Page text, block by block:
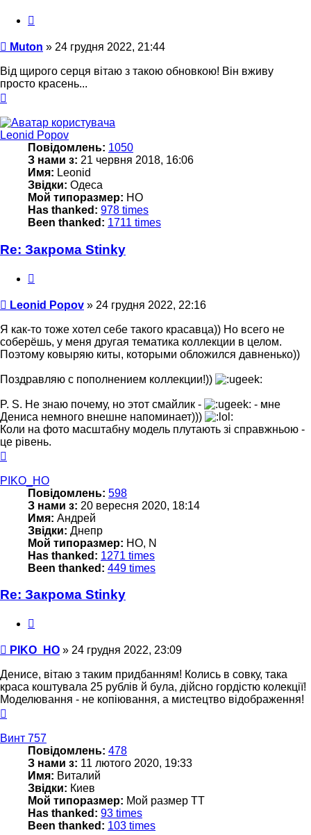
Повідомлення
Muton » 24 грудня 2022, 21:44
Від щирого серця вітаю з такою обновкою! Він вживу
просто красень...
Leonid Popov
Повідомлень: 1050
З нами з: 21 червня 2018, 16:06
Имя: Leonid
Звідки: Одеса
Мой типоразмер: HO
Has thanked: 978 times
Been thanked: 1711 times
Re: Закрома Stinky
Повідомлення
Leonid Popov » 24 грудня 2022, 22:16
Я как-то тоже хотел себе такого красавца)) Но всего не
соберёшь, у меня другая тематика коллекции в целом.
Поэтому ковыряю киты, которыми обложился давненько))
Поздравляю с пополнением коллекции!))
P. S. Не знаю почему, но этот смайлик -
- мне
Дениса немного внешне напоминает)))
Коли на фото масштабну модель плутають зі справжньою -
це рівень.
PIKO_HO
Повідомлень: 598
З нами з: 20 вересня 2020, 18:14
Имя: Андрей
Звідки: Днепр
Мой типоразмер: НО, N
Has thanked: 1271 times
Been thanked: 449 times
Re: Закрома Stinky
Повідомлення
PIKO_HO » 24 грудня 2022, 23:09
Денисе, вітаю з таким придбанням! Колись в совку, така
краса коштувала 25 рублів й була, дійсно гордістю колекції!
Моделювання - не копіювання, а мистецтво відображення!
Винт 757
Повідомлень: 478
З нами з: 11 лютого 2020, 19:33
Имя: Виталий
Звідки: Киев
Мой типоразмер: Мой размер ТТ
Has thanked: 93 times
Been thanked: 103 times